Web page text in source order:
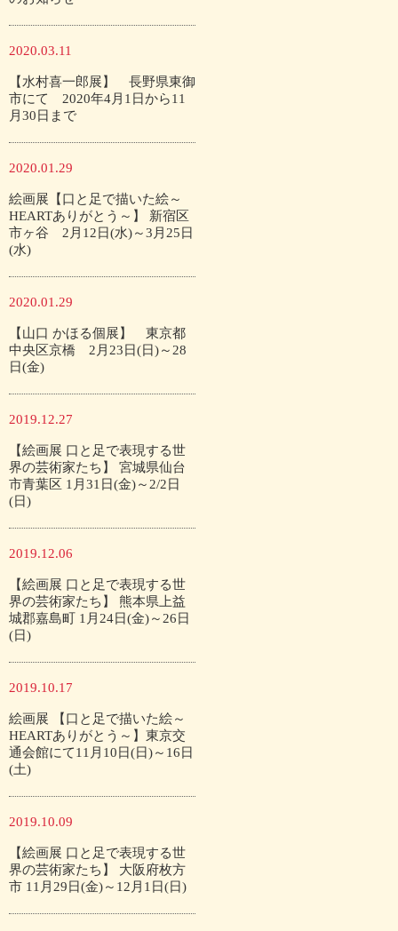
2020.03.11
【水村喜一郎展】 長野県東御
市にて 2020年4月1日から11
月30日まで
2020.01.29
絵画展【口と足で描いた絵～
HEARTありがとう～】 新宿区
市ヶ谷 2月12日(水)～3月25日
(水)
2020.01.29
【山口 かほる個展】 東京都
中央区京橋 2月23日(日)～28
日(金)
2019.12.27
【絵画展 口と足で表現する世
界の芸術家たち】 宮城県仙台
市青葉区 1月31日(金)～2/2日
(日)
2019.12.06
【絵画展 口と足で表現する世
界の芸術家たち】 熊本県上益
城郡嘉島町 1月24日(金)～26日
(日)
2019.10.17
絵画展 【口と足で描いた絵～
HEARTありがとう～】東京交
通会館にて11月10日(日)～16日
(土)
2019.10.09
【絵画展 口と足で表現する世
界の芸術家たち】 大阪府枚方
市 11月29日(金)～12月1日(日)